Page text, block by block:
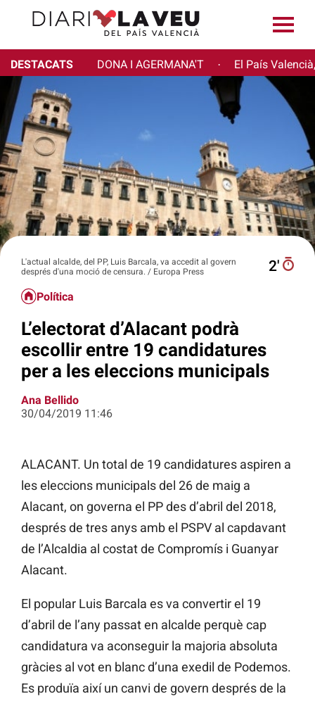
DESTACATS DONA I AGERMANA'T · El País
L'actual alcalde, del PP, Luis Barcala, va accedit al govern
després d'una moció de censura. / Europa Press
2′
Política
L’electorat d’Alacant podrà
escollir entre 19 candidatures
per a les eleccions municipals
Ana Bellido
30/04/2019 11:46
ALACANT. Un total de 19 candidatures aspiren a
les eleccions municipals del 26 de maig a
Alacant, on governa el PP des d’abril del 2018,
després de tres anys amb el PSPV al capdavant
de l’Alcaldia al costat de Compromís i Guanyar
Alacant.
El popular Luis Barcala es va convertir el 19
d’abril de l’any passat en alcalde perquè cap
candidatura va aconseguir la majoria absoluta
gràcies al vot en blanc d’una exedil de Podemos.
Es produïa així un canvi de govern després de la